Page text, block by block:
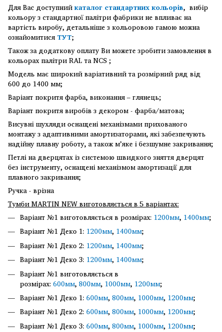
Для Вас доступнийкаталог стандартних кольорів, вибір
кольору з стандартної палітри фабрики не впливає на
вартість виробу, детальніше з кольоровою гамою можна
ознайомитися ТУТ;
Також за додаткову оплату Ви можете зробити замовлення в
кольорах палітри RAL та NCS ;
Модель має широкий варіативний та розмірний ряд від
600 до 1400 мм;
Варіант покритя фарба, виконання – глянець;
Варіант покритя виробів з декором - фарба/матова;
Висувні шухляди оснащені механізмами прихованого
монтажу з адаптивними амортизаторами, які забезпечують
надійну плавну роботу, а також м’яке і безшумне закривання;
Петлі на дверцятах із системою швидкого зняття дверцят
без інструменту, оснащені механізмом амортизації для
плавного закривання;
Ручка - врізна
Тумби MARTIN NEW виготовляється в 5 варіантах:
Варіант №1 виготовляється в розмірах: 1200мм, 1400мм;
Варіант №1 Деко 1: 1200мм, 1400мм;
Варіант №1 Деко 2: 1200мм, 1400мм;
Варіант №1 Деко 3: 1200мм, 1400мм;
Варіант №1 виготовляється в
розмірах: 600мм, 800мм, 1000мм, 1200мм;
Варіант №1 Деко 1: 600мм, 800мм, 1000мм, 1200мм;
Варіант №1 Деко 2: 600мм, 800мм, 1000мм, 1200мм;
Варіант №1 Деко 3: 600мм, 800мм, 1000мм, 1200мм;